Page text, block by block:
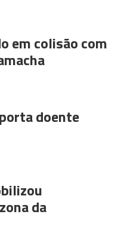
em colisão com
doente
da